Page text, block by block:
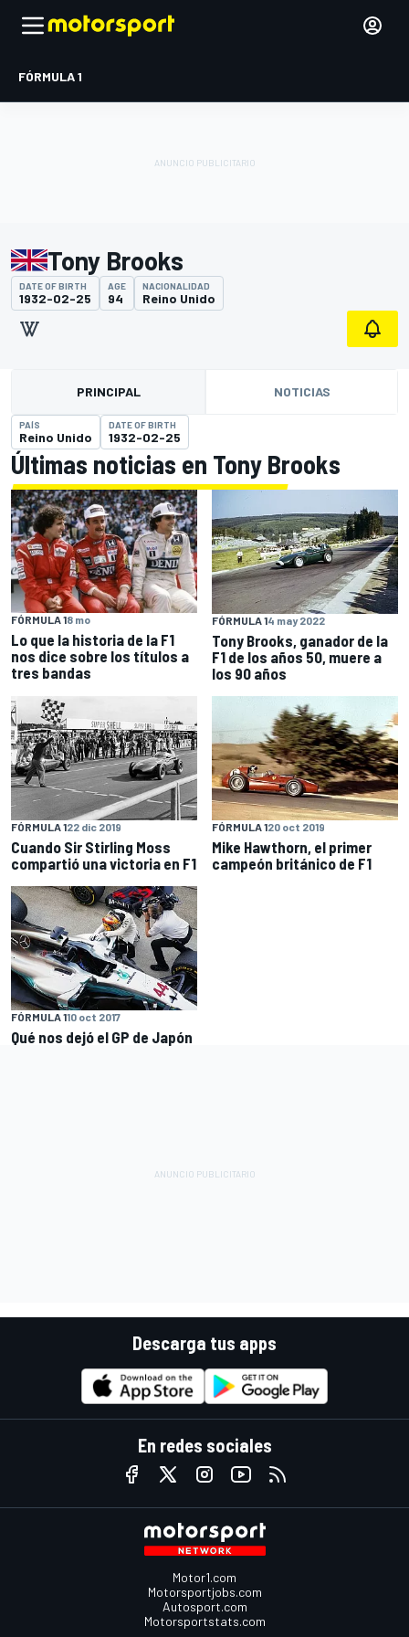
FÓRMULA 1
Tony Brooks
DATE OF BIRTH
1932-02-25
AGE
94
NACIONALIDAD
Reino Unido
PRINCIPAL NOTICIAS
PAÍS
Reino Unido
DATE OF BIRTH
1932-02-25
Últimas noticias en Tony Brooks
FÓRMULA 18 mo
Lo que la historia de la F1
nos dice sobre los títulos a
tres bandas
FÓRMULA 14 may 2022
Tony Brooks, ganador de la
F1 de los años 50, muere a
los 90 años
FÓRMULA 122 dic 2019
Cuando Sir Stirling Moss
compartió una victoria en F1
FÓRMULA 120 oct 2019
Mike Hawthorn, el primer
campeón británico de F1
FÓRMULA 110 oct 2017
Qué nos dejó el GP de Japón
Descarga tus apps
En redes sociales
Motor1.com
Motorsportjobs.com
Autosport.com
Motorsportstats.com